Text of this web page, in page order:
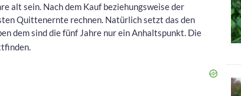
alt sein. Nach dem Kauf beziehungsweise der
Quittenernte rechnen. Natürlich setzt das den
dem sind die fünf Jahre nur ein Anhaltspunkt. Die